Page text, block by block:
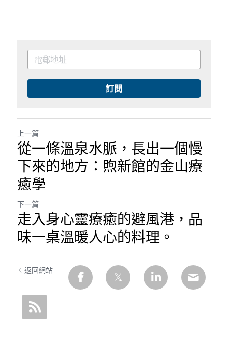
訂閱
上一篇
從一條溫泉水脈，長出一個慢
下來的地方：煦新館的金山療
癒學
下一篇
走入身心靈療癒的避風港，品
味一桌溫暖人心的料理。
返回網站